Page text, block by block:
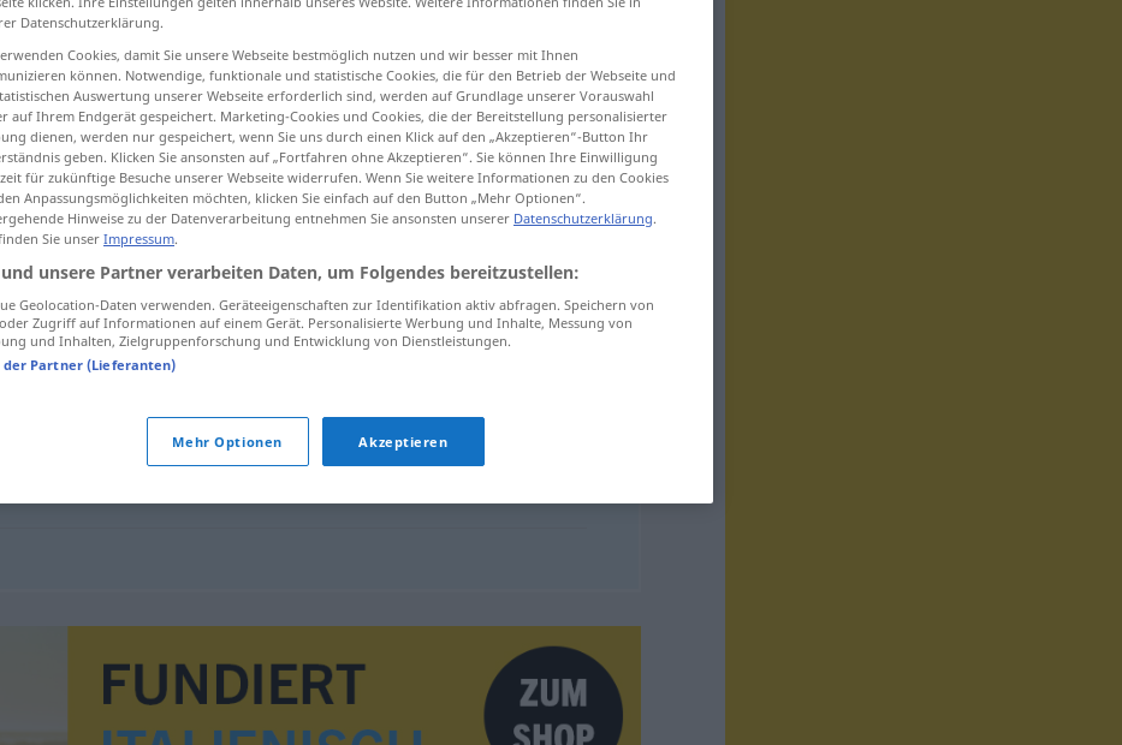
antippen)
inefficace
inutile
Datenschutzerklärung.
Cookies, damit Sie unsere Webseite bestmöglich nutzen und wir besser mit Ihnen
können. Notwendige, funktionale und statistische Cookies, die für den Betrieb der Webseite und
Auswertung unserer Webseite erforderlich sind, werden auf Grundlage unserer Vorauswahl
auf Ihrem Endgerät gespeichert. Marketing-Cookies und Cookies, die der Bereitstellung personalisierter
dienen, werden nur gespeichert, wenn Sie uns durch einen Klick auf den „Akzeptieren“-Button Ihr
geben. Klicken Sie ansonsten auf „Fortfahren ohne Akzeptieren“. Sie können Ihre Einwilligung
für zukünftige Besuche unserer Webseite widerrufen. Wenn Sie weitere Informationen zu den Cookies
Anpassungsmöglichkeiten möchten, klicken Sie einfach auf den Button „Mehr Optionen“.
Hinweise zu der Datenverarbeitung entnehmen Sie ansonsten unserer Datenschutzerklärung.
Sie unser Impressum.
unsere Partner verarbeiten Daten, um Folgendes bereitzustellen:
Geolocation-Daten verwenden. Geräteeigenschaften zur Identifikation aktiv abfragen. Speichern von
Zugriff auf Informationen auf einem Gerät. Personalisierte Werbung und Inhalte, Messung von
und Inhalten, Zielgruppenforschung und Entwicklung von Dienstleistungen.
der Partner (Lieferanten)
Mehr Optionen Akzeptieren